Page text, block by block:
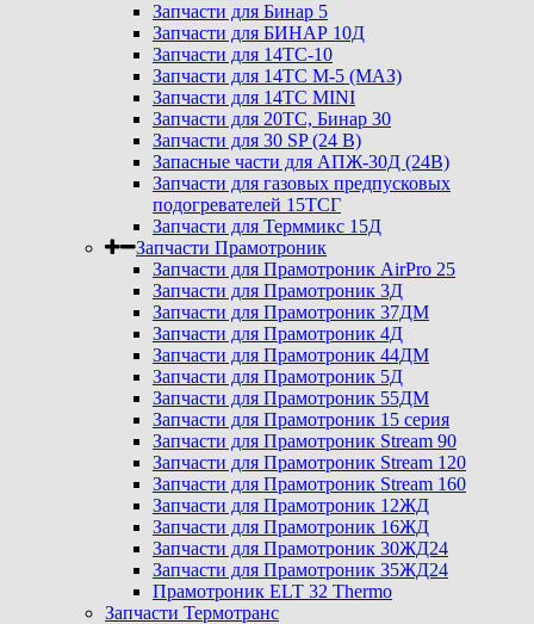
Запчасти для Бинар 5
Запчасти для БИНАР 10Д
Запчасти для 14ТС-10
Запчасти для 14ТС М-5 (МАЗ)
Запчасти для 14ТС MINI
Запчасти для 20ТС, Бинар 30
Запчасти для 30 SP (24 В)
Запасные части для АПЖ-30Д (24В)
Запчасти для газовых предпусковых
подогревателей 15ТСГ
Запчасти для Терммикс 15Д
Запчасти Прамотроник
Запчасти для Прамотроник AirPro 25
Запчасти для Прамотроник 3Д
Запчасти для Прамотроник 37ДМ
Запчасти для Прамотроник 4Д
Запчасти для Прамотроник 44ДМ
Запчасти для Прамотроник 5Д
Запчасти для Прамотроник 55ДМ
Запчасти для Прамотроник 15 серия
Запчасти для Прамотроник Stream 90
Запчасти для Прамотроник Stream 120
Запчасти для Прамотроник Stream 160
Запчасти для Прамотроник 12ЖД
Запчасти для Прамотроник 16ЖД
Запчасти для Прамотроник 30ЖД24
Запчасти для Прамотроник 35ЖД24
Прамотроник ELT 32 Thermo
Запчасти Термотранс